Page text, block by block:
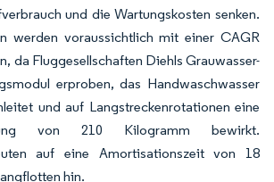
und die Wartungskosten senken.
werden voraussichtlich mit einer CAGR
da Fluggesellschaften Diehls Grauwasser-
erproben, das Handwaschwasser
und auf Langstreckenrotationen eine
von 210 Kilogramm bewirkt.
auf eine Amortisationszeit von 18
hin.